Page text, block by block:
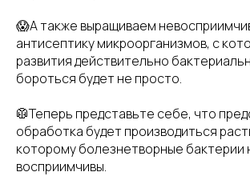
😱А также выращиваем
антисептику микроорганизмов, с
развития действительно
бороться будет не просто.
🥼Теперь представьте себе, что
обработка будет производиться
которому болезнетворные бактерии
восприимчивы.